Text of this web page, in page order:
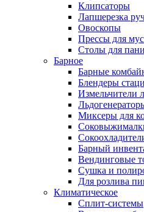
Клипсаторы
Лапшерезка
Овоскопы
Прессы для
Столы для
Барное
Барные
Блендеры
Измельчители
Миксеры для
Барный
Вендинговые
Сушка и
Для розлива
Климатическое
Сплит-системы